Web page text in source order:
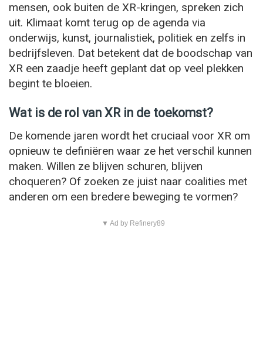
mensen, ook buiten de XR-kringen, spreken zich
uit. Klimaat komt terug op de agenda via
onderwijs, kunst, journalistiek, politiek en zelfs in
bedrijfsleven. Dat betekent dat de boodschap van
XR een zaadje heeft geplant dat op veel plekken
begint te bloeien.
Wat is de rol van XR in de toekomst?
De komende jaren wordt het cruciaal voor XR om
opnieuw te definiëren waar ze het verschil kunnen
maken. Willen ze blijven schuren, blijven
choqueren? Of zoeken ze juist naar coalities met
anderen om een bredere beweging te vormen?
▼ Ad by Refinery89